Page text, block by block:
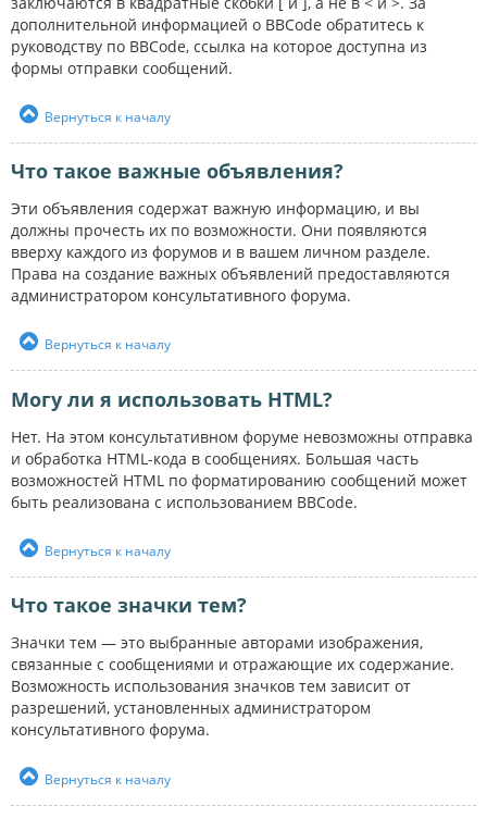
дополнительной информацией о BBCode обратитесь к
руководству по BBCode, ссылка на которое доступна из
формы отправки сообщений.
Вернуться к началу
Что такое важные объявления?
Эти объявления содержат важную информацию, и вы
должны прочесть их по возможности. Они появляются
вверху каждого из форумов и в вашем личном разделе.
Права на создание важных объявлений предоставляются
администратором консультативного форума.
Вернуться к началу
Могу ли я использовать HTML?
Нет. На этом консультативном форуме невозможны отправка
и обработка HTML-кода в сообщениях. Большая часть
возможностей HTML по форматированию сообщений может
быть реализована с использованием BBCode.
Вернуться к началу
Что такое значки тем?
Значки тем — это выбранные авторами изображения,
связанные с сообщениями и отражающие их содержание.
Возможность использования значков тем зависит от
разрешений, установленных администратором
консультативного форума.
Вернуться к началу